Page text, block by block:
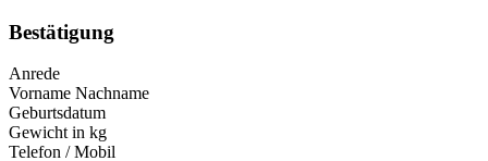
Bestätigung
Anrede
Vorname Nachname
Geburtsdatum
Gewicht in kg
Telefon / Mobil